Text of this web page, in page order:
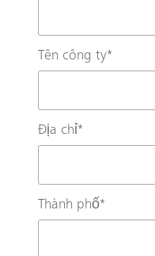
Tên công ty*
Địa chỉ*
Thành phố*